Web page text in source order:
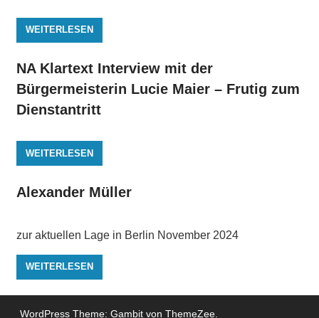
WEITERLESEN
NA Klartext Interview mit der
Bürgermeisterin Lucie Maier – Frutig zum
Dienstantritt
WEITERLESEN
Alexander Müller
zur aktuellen Lage in Berlin November 2024
WEITERLESEN
WordPress Theme: Gambit von ThemeZee.